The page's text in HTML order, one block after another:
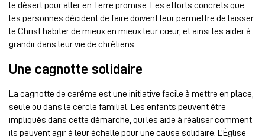
le désert pour aller en Terre promise. Les efforts concrets que
les personnes décident de faire doivent leur permettre de laisser
le Christ habiter de mieux en mieux leur cœur, et ainsi les aider à
grandir dans leur vie de chrétiens.
Une cagnotte solidaire
La cagnotte de carême est une initiative facile à mettre en place,
seule ou dans le cercle familial. Les enfants peuvent être
impliqués dans cette démarche, qui les aide à réaliser comment
ils peuvent agir à leur échelle pour une cause solidaire. L’Église